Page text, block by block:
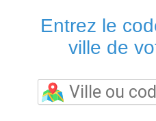
Entrez le
ville de